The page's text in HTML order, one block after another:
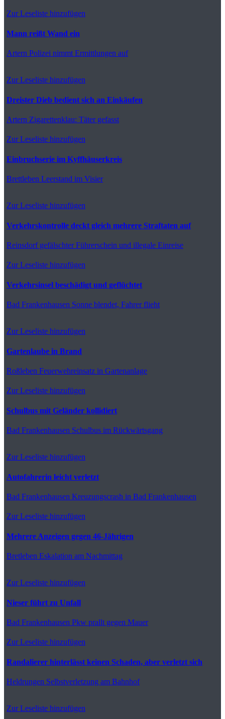
Zur Leseliste hinzufügen
Mann reißt Wand ein
Artern Polizei nimmt Ermittlungen auf
Zur Leseliste hinzufügen
Dreister Dieb bedient sich an Einkäufen
Artern Zigarettenklau: Täter gefasst
Zur Leseliste hinzufügen
Einbruchserie im Kyffhäuserkreis
Brettleben Leerstand im Visier
Zur Leseliste hinzufügen
Verkehrskontrolle deckt gleich mehrere Straftaten auf
Reinsdorfgefälschter Führerschein und illegale Einreise
Zur Leseliste hinzufügen
Verkehrsinsel beschädigt und geflüchtet
Bad Frankenhausen Sonne blendet, Fahrer flieht
Zur Leseliste hinzufügen
Gartenlaube in Brand
Roßleben Feuerwehreinsatz in Gartenanlage
Zur Leseliste hinzufügen
Schulbus mit Geländer kollidiert
Bad Frankenhausen Schulbus im Rückwärtsgang
Zur Leseliste hinzufügen
Autofahrerin leicht verletzt
Bad Frankenhausen Kreuzungscrash in Bad Frankenhausen
Zur Leseliste hinzufügen
Mehrere Anzeigen gegen 46-Jährigen
Bretleben Eskalation am Nachmittag
Zur Leseliste hinzufügen
Nieser führt zu Unfall
Bad Frankenhausen Pkw prallt gegen Mauer
Zur Leseliste hinzufügen
Randalierer hinterlässt keinen Schaden, aber verletzt sich
Heldrungen Selbstverletzung am Bahnhof
Zur Leseliste hinzufügen